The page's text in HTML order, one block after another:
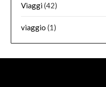
Viaggi(42)
viaggio (1)